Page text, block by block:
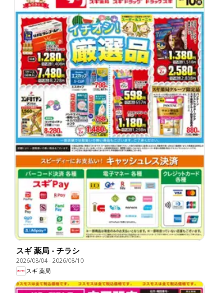
スギ 薬局 - チラシ
2026/08/04-2026/08/10
スギ 薬局